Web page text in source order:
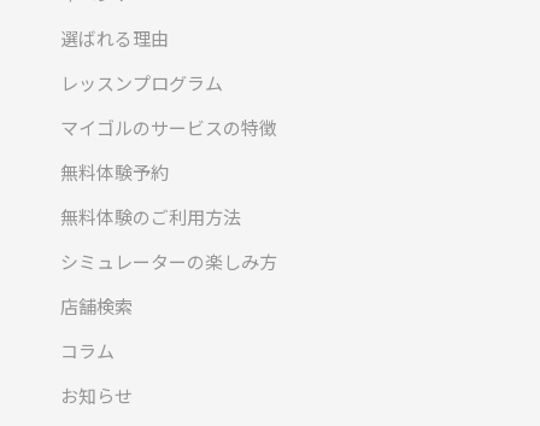
選ばれる理由
レッスンプログラム
マイゴルのサービスの特徴
無料体験予約
無料体験のご利用方法
シミュレーターの楽しみ方
店舗検索
コラム
お知らせ